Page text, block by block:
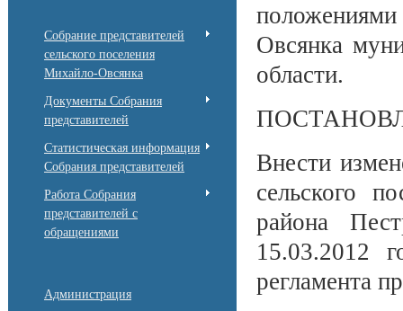
Собрание представителей
сельского поселения
Михайло-Овсянка
Документы Собрания
представителей
Статистическая информация
Собрания представителей
Работа Собрания
представителей с
обращениями
Администрация
Овсянка
области.
Внести
сельского
района
15.03.2012
регламента